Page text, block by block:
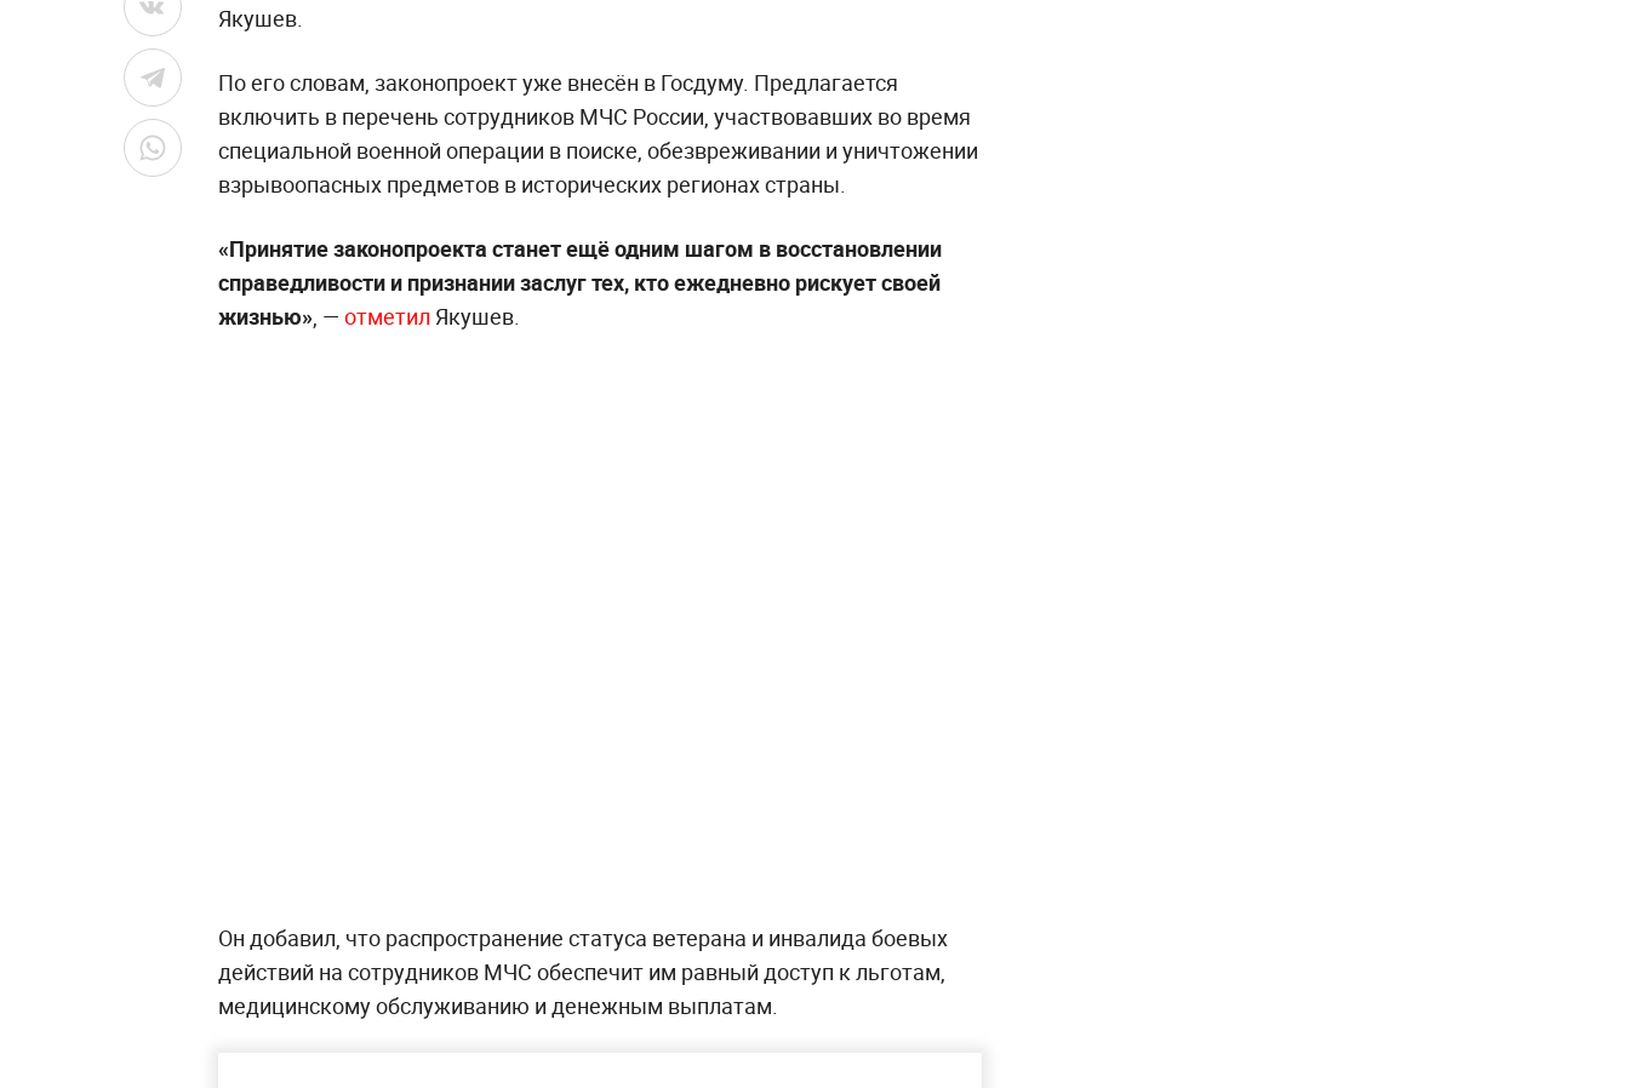
Якушев.
По его словам, законопроект уже внесён в Госдуму. Предлагается
включить в перечень сотрудников МЧС России, участвовавших во время
специальной военной операции в поиске, обезвреживании и уничтожении
взрывоопасных предметов в исторических регионах страны.
«Принятие законопроекта станет ещё одним шагом в восстановлении
справедливости и признании заслуг тех, кто ежедневно рискует своей
жизнью», — отметил Якушев.
Он добавил, что распространение статуса ветерана и инвалида боевых
действий на сотрудников МЧС обеспечит им равный доступ к льготам,
медицинскому обслуживанию и денежным выплатам.